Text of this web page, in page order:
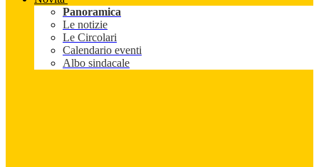
Panoramica
Le notizie
Le Circolari
Calendario eventi
Albo sindacale